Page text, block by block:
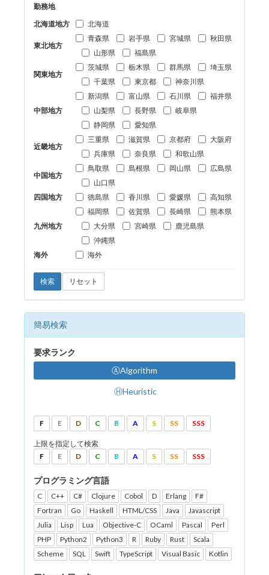
勤務地
北海道地方
北海道
東北地方
青森県 岩手県 宮城県
秋田県
山形県
福島県
関東地方
茨城県 栃木県 群馬県
埼玉県
千葉県
東京都 神奈川県
中部地方
新潟県 富山県 石川県
福井県
山梨県
長野県
岐阜県
静岡県
愛知県
近畿地方
三重県 滋賀県 京都府
大阪府
兵庫県
奈良県 和歌山県
中国地方
鳥取県 島根県 岡山県
広島県
山口県
四国地方
徳島県 香川県 愛媛県 高知県
九州地方
福岡県 佐賀県 長崎県
熊本県
大分県
宮崎県
鹿児島県
沖縄県
海外
海外
検索 リセット
簡易検索
要求ランク
ⒶAlgorithm
ⒽHeuristic
F E D C B A S SS SSS
上限を指定して検索
F
E D C B A S SS SSS
プログラミング言語
C C++ C# Clojure Cobol D Erlang
F#
Fortran
Go Haskell HTML/CSS Java
Javascript
Julia
Lisp Lua Objective-C OCaml Pascal
Perl
PHP
Python2 Python3 R Ruby Rust
Scala
Scheme
SQL Swift TypeScript Visual Basic Kotlin